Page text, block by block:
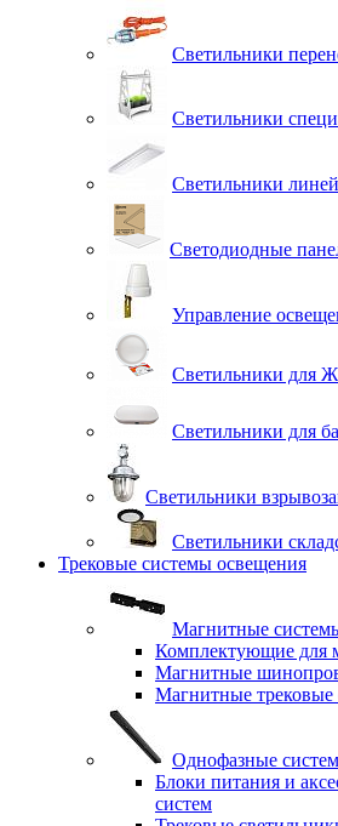
Светильники
Светильники
Светильники
Светодиодные
Управление
Светильники для
Светильники для
Светильники
Светильники
Трековые системы освещения
Магнитные
Комплектующие для
Магнитные
Магнитные трековые
Однофазные
Блоки питания и
систем